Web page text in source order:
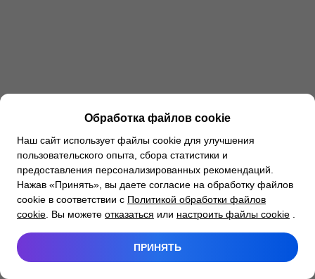
Обработка файлов cookie
Наш сайт использует файлы cookie для улучшения
пользовательского опыта, сбора статистики и
предоставления персонализированных рекомендаций.
Нажав «Принять», вы даете согласие на обработку файлов
cookie в соответствии с Политикой обработки файлов
cookie . Вы можете отказаться или настроить файлы cookie
ПРИНЯТЬ